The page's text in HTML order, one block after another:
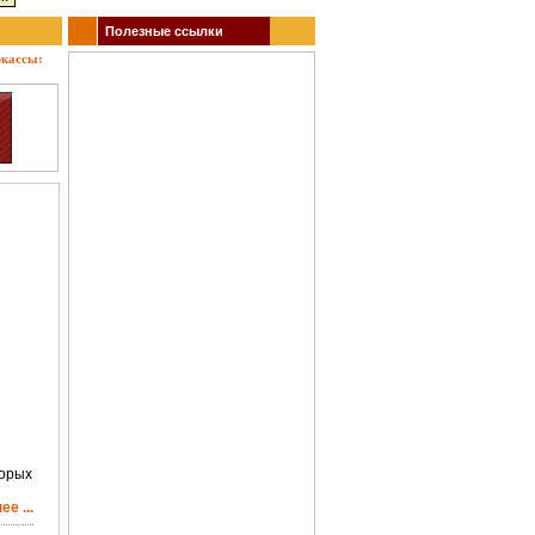
кино, театр, концерты, спектакли, гастроли, выставки, акции, музеи, спорт. Заказ
...
Полезные ссылки